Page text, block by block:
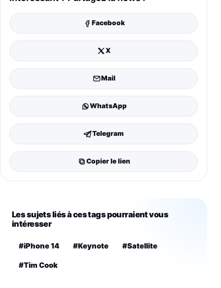
Facebook
X
Mail
WhatsApp
Telegram
Copier le lien
Les sujets liés à ces tags pourraient vous
intéresser
#iPhone 14 #Keynote #Satellite
#Tim Cook